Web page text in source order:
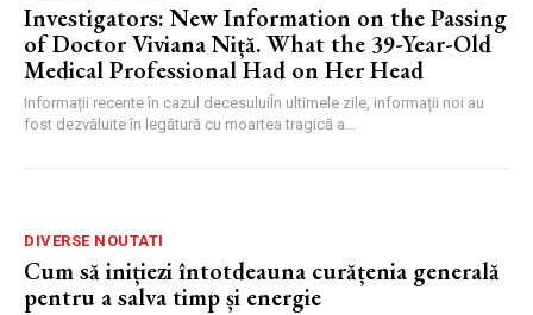
Investigators: New Information on the Passing
of Doctor Viviana Niță. What the 39-Year-Old
Medical Professional Had on Her Head
Informații recente în cazul decesuluiÎn ultimele zile, informații noi au
fost dezvăluite în legătură cu moartea tragică a...
DIVERSE NOUTATI
Cum să inițiezi întotdeauna curățenia generală
pentru a salva timp și energie